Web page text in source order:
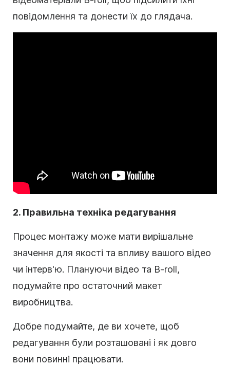
повідомлення та донести їх до глядача.
2. Правильна техніка редагування
Процес монтажу може мати вирішальне
значення для якості та впливу вашого відео
чи інтерв'ю. Плануючи відео та B-roll,
подумайте про остаточний макет
виробництва.
Добре подумайте, де ви хочете, щоб
редагування були розташовані і як довго
вони повинні працювати.